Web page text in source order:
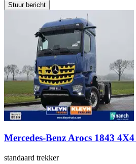
Stuur bericht
Mercedes-Benz Arocs 1843
standaard trekker